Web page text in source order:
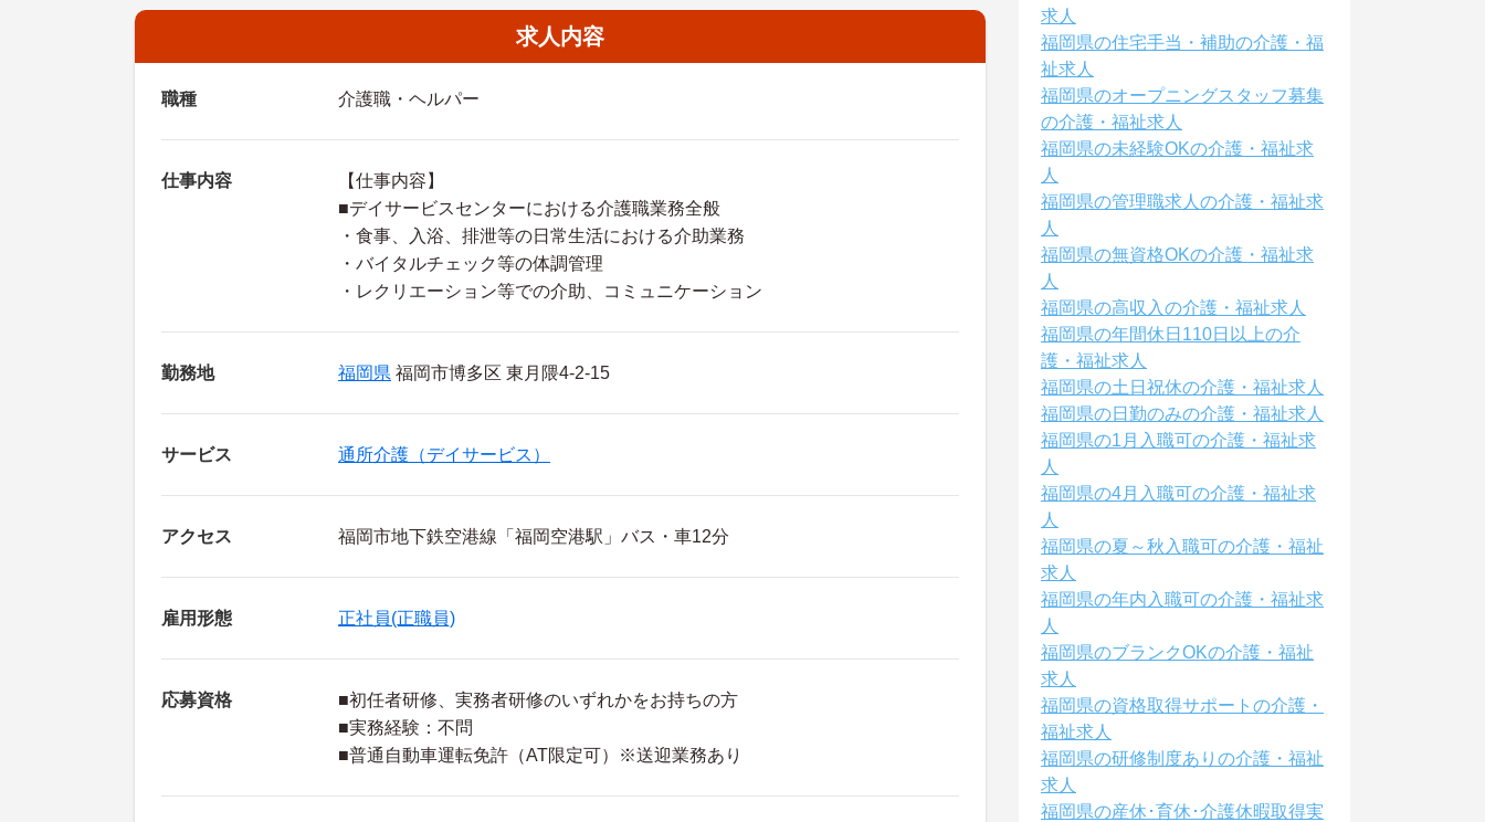
求人内容
職種 介護職・ヘルパー
仕事内容
【仕事内容】
■デイサービスセンターにおける介護職業務全般
・食事、入浴、排泄等の日常生活における介助業務
・バイタルチェック等の体調管理
・レクリエーション等での介助、コミュニケーション
勤務地 福岡県 福岡市博多区 東月隈4-2-15
サービス 通所介護（デイサービス）
アクセス 福岡市地下鉄空港線「福岡空港駅」バス・車12分
雇用形態 正社員(正職員)
応募資格
■初任者研修、実務者研修のいずれかをお持ちの方
■実務経験：不問
■普通自動車運転免許（AT限定可）※送迎業務あり
求人
福岡県の住宅手当・補助の介護・福
祉求人
福岡県のオープニングスタッフ募集
の介護・福祉求人
福岡県の未経験OKの介護・福祉求
人
福岡県の管理職求人の介護・福祉求
人
福岡県の無資格OKの介護・福祉求
人
福岡県の高収入の介護・福祉求人
福岡県の年間休日110日以上の介
護・福祉求人
福岡県の土日祝休の介護・福祉求人
福岡県の日勤のみの介護・福祉求人
福岡県の1月入職可の介護・福祉求
人
福岡県の4月入職可の介護・福祉求
人
福岡県の夏～秋入職可の介護・福祉
求人
福岡県の年内入職可の介護・福祉求
人
福岡県のブランクOKの介護・福祉
求人
福岡県の資格取得サポートの介護・
福祉求人
福岡県の研修制度ありの介護・福祉
求人
福岡県の産休･育休･介護休暇取得実